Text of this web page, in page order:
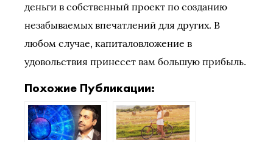
деньги в собственный проект по созданию
незабываемых впечатлений для других. В
любом случае, капиталовложение в
удовольствия принесет вам большую прибыль.
Похожие Публикации: